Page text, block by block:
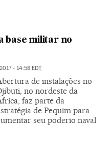
base militar no
- 14:58 EDT
de instalações no
no nordeste da
faz parte da
de Pequim para
seu poderio naval